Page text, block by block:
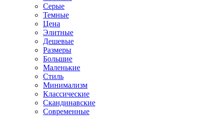
Серые
Темные
Цена
Элитные
Дешевые
Размеры
Большие
Маленькие
Стиль
Минимализм
Классические
Скандинавские
Современные